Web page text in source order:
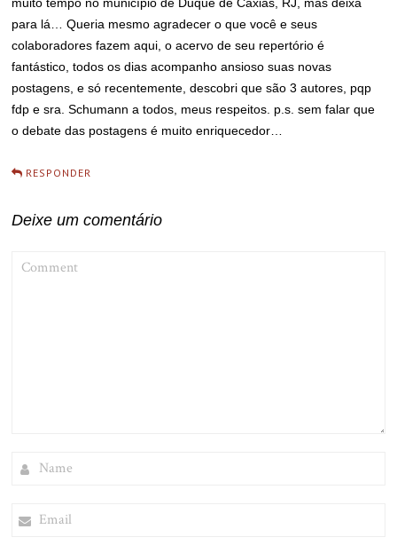
para lá… Queria mesmo agradecer o que você e seus
colaboradores fazem aqui, o acervo de seu repertório é
fantástico, todos os dias acompanho ansioso suas novas
postagens, e só recentemente, descobri que são 3 autores, pqp
fdp e sra. Schumann a todos, meus respeitos. p.s. sem falar que
o debate das postagens é muito enriquecedor…
RESPONDER
Deixe um comentário